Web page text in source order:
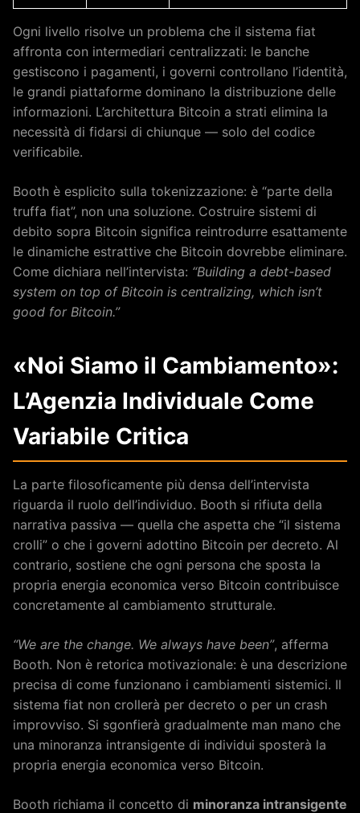
Ogni livello risolve un problema che il sistema fiat
affronta con intermediari centralizzati: le banche
gestiscono i pagamenti, i governi controllano l’identità,
le grandi piattaforme dominano la distribuzione delle
informazioni. L’architettura Bitcoin a strati elimina la
necessità di fidarsi di chiunque — solo del codice
verificabile.
Booth è esplicito sulla tokenizzazione: è “parte della
truffa fiat”, non una soluzione. Costruire sistemi di
debito sopra Bitcoin significa reintrodurre esattamente
le dinamiche estrattive che Bitcoin dovrebbe eliminare.
Come dichiara nell’intervista: “Building a debt-based
system on top of Bitcoin is centralizing, which isn’t
good for Bitcoin.”
«Noi Siamo il Cambiamento»:
L’Agenzia Individuale Come
Variabile Critica
La parte filosoficamente più densa dell’intervista
riguarda il ruolo dell’individuo. Booth si rifiuta della
narrativa passiva — quella che aspetta che “il sistema
crolli” o che i governi adottino Bitcoin per decreto. Al
contrario, sostiene che ogni persona che sposta la
propria energia economica verso Bitcoin contribuisce
concretamente al cambiamento strutturale.
“We are the change. We always have been”, afferma
Booth. Non è retorica motivazionale: è una descrizione
precisa di come funzionano i cambiamenti sistemici. Il
sistema fiat non crollerà per decreto o per un crash
improvviso. Si sgonfierà gradualmente man mano che
una minoranza intransigente di individui sposterà la
propria energia economica verso Bitcoin.
Booth richiama il concetto di minoranza intransigente